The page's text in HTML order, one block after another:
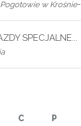
w Krośnie-
SPECJALNE...
C P